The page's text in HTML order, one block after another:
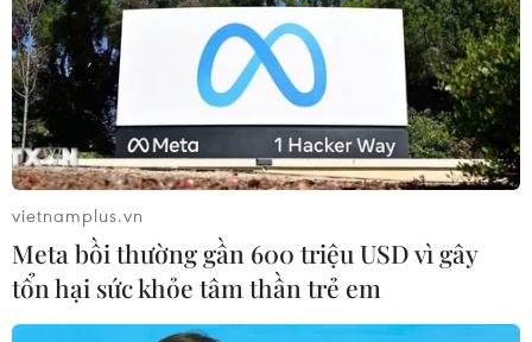
Mưa lớn kéo dài gây nhiều thiệt hại
về nhà ở, giao thông tại tỉnh Sơn La
06/08/2026 09:48
Bất cập việc ngừng giao khoán quản
lý, bảo vệ rừng ở Nam Cát Tiên
06/08/2026 09:45
vietnamplus.vn
Meta bồi thường gần 600 triệu USD vì gây
tổn hại sức khỏe tâm thần trẻ em